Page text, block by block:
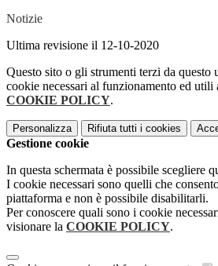
Notizie
Ultima revisione il 12-10-2020
Questo sito o gli strumenti terzi da
cookie necessari al funzionamento ed
COOKIE POLICY.
Personalizza Rifiuta tutti i cookies
Gestione cookie
In questa schermata è possibile scegliere
I cookie necessari sono quelli che
piattaforma e non è possibile disabilitarli.
Per conoscere quali sono i cookie
visionare la COOKIE POLICY.